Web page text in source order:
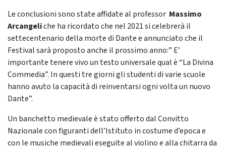
Le conclusioni sono state affidate al professor Massimo
Arcangeliche ha ricordato che nel 2021 si celebrerà il
settecentenario della morte di Dante e annunciato che il
Festival sarà proposto anche il prossimo anno:” E’
importante tenere vivo un testo universale qual è “La Divina
Commedia”. In questi tre giorni gli studenti di varie scuole
hanno avuto la capacità di reinventarsi ogni volta un nuovo
Dante”.
Un banchetto medievale è stato offerto dal Convitto
Nazionale con figuranti dell’Istituto in costume d’epoca e
con le musiche medievali eseguite al violino e alla chitarra da